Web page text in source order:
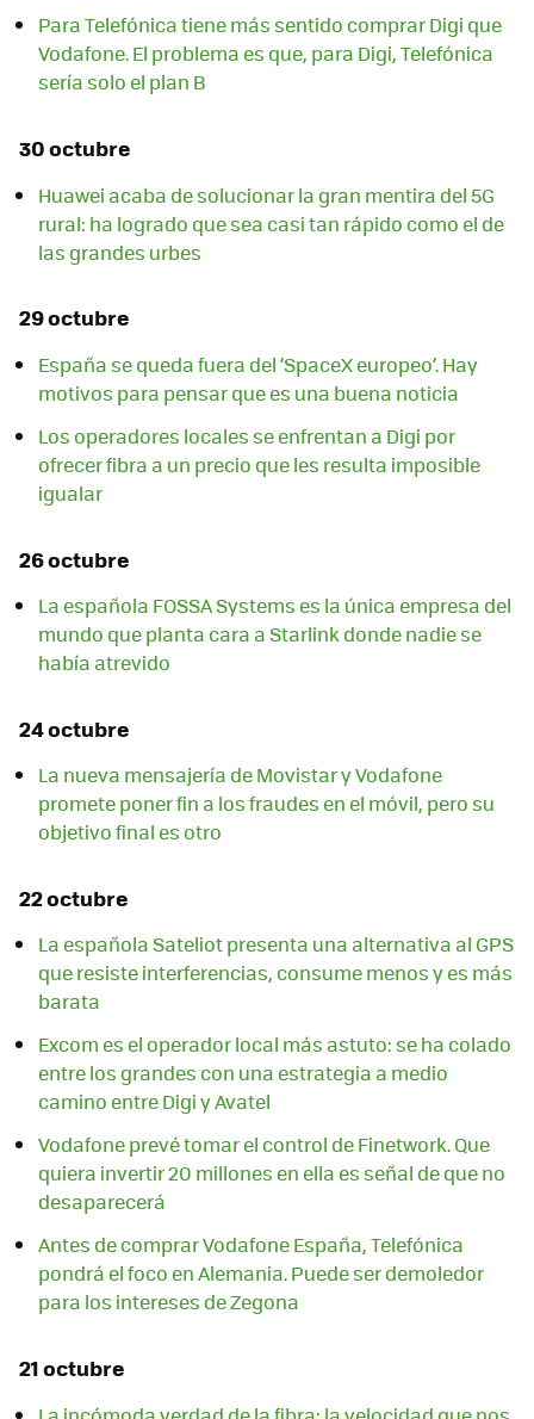
Para Telefónica tiene más sentido comprar Digi que
Vodafone. El problema es que, para Digi, Telefónica
sería solo el plan B
30 octubre
Huawei acaba de solucionar la gran mentira del 5G
rural: ha logrado que sea casi tan rápido como el de
las grandes urbes
29 octubre
España se queda fuera del ‘SpaceX europeo’. Hay
motivos para pensar que es una buena noticia
Los operadores locales se enfrentan a Digi por
ofrecer fibra a un precio que les resulta imposible
igualar
26 octubre
La española FOSSA Systems es la única empresa del
mundo que planta cara a Starlink donde nadie se
había atrevido
24 octubre
La nueva mensajería de Movistar y Vodafone
promete poner fin a los fraudes en el móvil, pero su
objetivo final es otro
22 octubre
La española Sateliot presenta una alternativa al GPS
que resiste interferencias, consume menos y es más
barata
Excom es el operador local más astuto: se ha colado
entre los grandes con una estrategia a medio
camino entre Digi y Avatel
Vodafone prevé tomar el control de Finetwork. Que
quiera invertir 20 millones en ella es señal de que no
desaparecerá
Antes de comprar Vodafone España, Telefónica
pondrá el foco en Alemania. Puede ser demoledor
para los intereses de Zegona
21 octubre